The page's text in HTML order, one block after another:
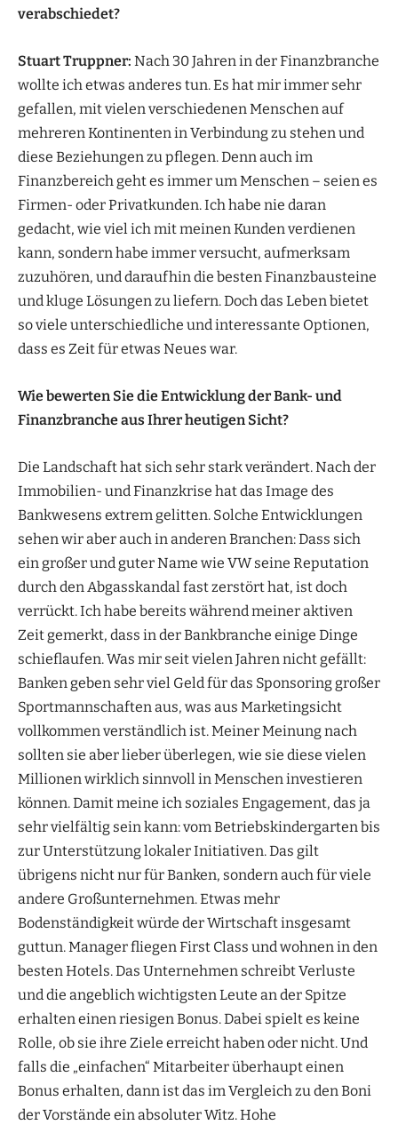
verabschiedet?
Stuart Truppner: Nach 30 Jahren in der Finanzbranche
wollte ich etwas anderes tun. Es hat mir immer sehr
gefallen, mit vielen verschiedenen Menschen auf
mehreren Kontinenten in Verbindung zu stehen und
diese Beziehungen zu pflegen. Denn auch im
Finanzbereich geht es immer um Menschen – seien es
Firmen- oder Privatkunden. Ich habe nie daran
gedacht, wie viel ich mit meinen Kunden verdienen
kann, sondern habe immer versucht, aufmerksam
zuzuhören, und daraufhin die besten Finanzbausteine
und kluge Lösungen zu liefern. Doch das Leben bietet
so viele unterschiedliche und interessante Optionen,
dass es Zeit für etwas Neues war.
Wie bewerten Sie die Entwicklung der Bank- und
Finanzbranche aus Ihrer heutigen Sicht?
Die Landschaft hat sich sehr stark verändert. Nach der
Immobilien- und Finanzkrise hat das Image des
Bankwesens extrem gelitten. Solche Entwicklungen
sehen wir aber auch in anderen Branchen: Dass sich
ein großer und guter Name wie VW seine Reputation
durch den Abgasskandal fast zerstört hat, ist doch
verrückt. Ich habe bereits während meiner aktiven
Zeit gemerkt, dass in der Bankbranche einige Dinge
schieflaufen. Was mir seit vielen Jahren nicht gefällt:
Banken geben sehr viel Geld für das Sponsoring großer
Sportmannschaften aus, was aus Marketingsicht
vollkommen verständlich ist. Meiner Meinung nach
sollten sie aber lieber überlegen, wie sie diese vielen
Millionen wirklich sinnvoll in Menschen investieren
können. Damit meine ich soziales Engagement, das ja
sehr vielfältig sein kann: vom Betriebskindergarten bis
zur Unterstützung lokaler Initiativen. Das gilt
übrigens nicht nur für Banken, sondern auch für viele
andere Großunternehmen. Etwas mehr
Bodenständigkeit würde der Wirtschaft insgesamt
guttun. Manager fliegen First Class und wohnen in den
besten Hotels. Das Unternehmen schreibt Verluste
und die angeblich wichtigsten Leute an der Spitze
erhalten einen riesigen Bonus. Dabei spielt es keine
Rolle, ob sie ihre Ziele erreicht haben oder nicht. Und
falls die „einfachen“ Mitarbeiter überhaupt einen
Bonus erhalten, dann ist das im Vergleich zu den Boni
der Vorstände ein absoluter Witz. Hohe